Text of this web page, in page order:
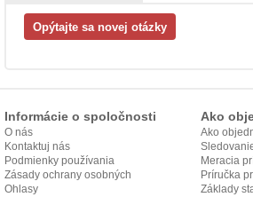
Informácie o spoločnosti
O nás
Kontaktuj nás
Podmienky používania
Zásady ochrany osobných
údajov
Ohlasy
Ako
Ako
Meracia
Príručka
Základy